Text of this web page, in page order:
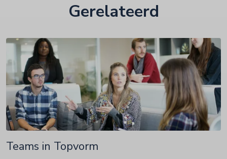
Gerelateerd
Teams in Topvorm